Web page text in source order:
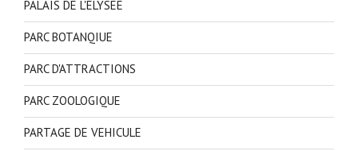
PALAIS DE L'ELYSEE
PARC BOTANQIUE
PARC D'ATTRACTIONS
PARC ZOOLOGIQUE
PARTAGE DE VEHICULE